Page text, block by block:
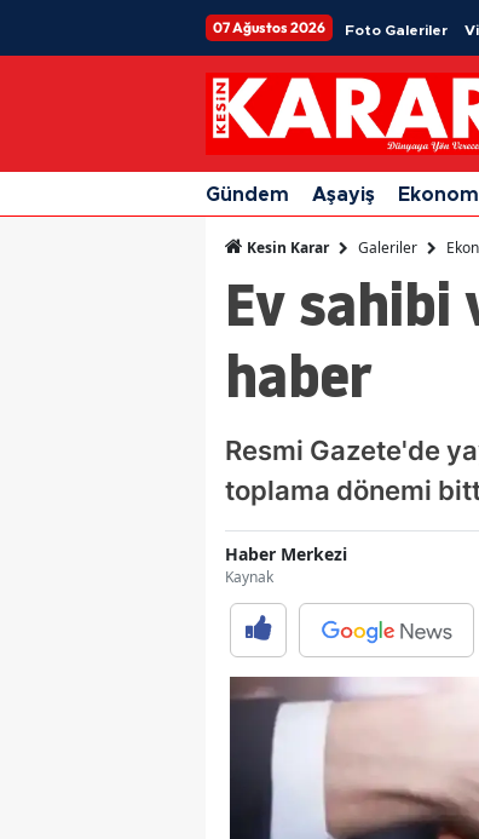
07 Ağustos 2026 Foto Galeriler
Gündem Aşayiş
Kesin Karar Galeriler
Ev sahibi
haber
Resmi Gazete'de
toplama dönemi
Haber Merkezi
Kaynak